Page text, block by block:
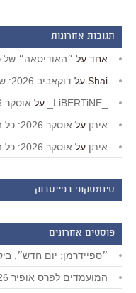
תגובות אחרונות
אחד על ״האודיסאה״ של
Shai על דוקאביב 2026: שש או שבע המלצות
על אוסקר 2026: כל הזוכים
איתן על אוסקר 2026: כל הזוכים
איתן על אוסקר 2026: כל הזוכים
סינמסקופ בפייסבוק
פוסטים אחרונים
״ספיידרמן: יום חדש״,
המועמדים לפרס אופיר 2026: ״עצמאות״ מוביל